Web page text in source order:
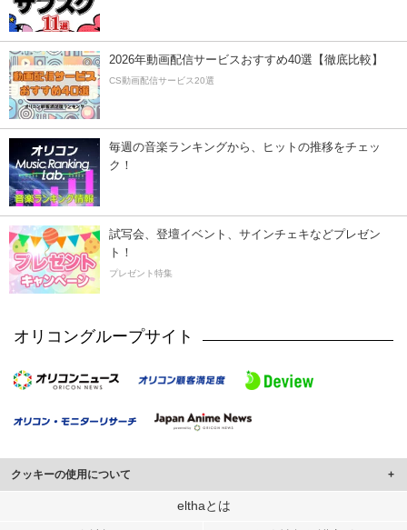
2026年動画配信サービスおすすめ40選【徹底比較】
CS動画配信サービス20選
毎週の音楽ランキングから、ヒットの推移をチェッ
ク！
試写会、登壇イベント、サインチェキなどプレゼン
ト！
プレゼント特集
オリコングループサイト
クッキーの使用について
このサイトでは Cookie を使用して、ユーザーに合わせたコンテンツや広告の
elthaとは